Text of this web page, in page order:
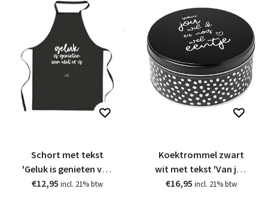
Schort met tekst
'Geluk is genieten van
wat er is'
€12,95 incl. 21% btw
Koektrommel zwart
wit met tekst 'Van jou
wil ik er nog wel eentje'
€16,95 incl. 21% btw